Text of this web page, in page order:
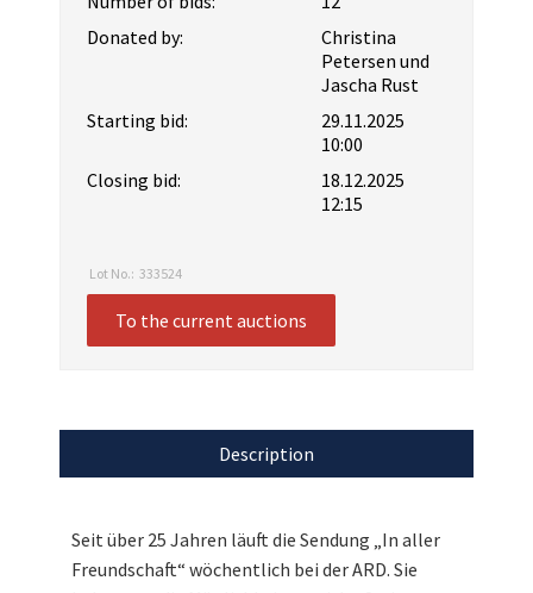
Donated by:
Christina
Petersen und
Jascha Rust
Starting bid:
29.11.2025
10:00
Closing bid:
18.12.2025
12:15
Lot No.: 333524
To the current auctions
Description
Seit über 25 Jahren läuft die Sendung „In aller
Freundschaft“ wöchentlich bei der ARD. Sie